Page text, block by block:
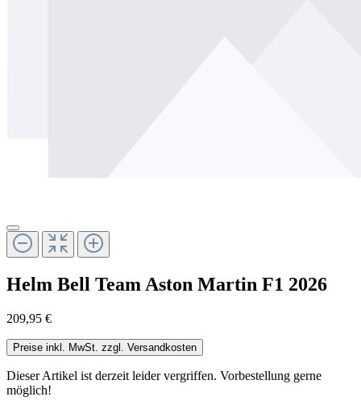
Helm Bell Team Aston Martin F1 2026
209,95 €
Preise inkl. MwSt. zzgl. Versandkosten
Dieser Artikel ist derzeit leider vergriffen. Vorbestellung gerne
möglich!